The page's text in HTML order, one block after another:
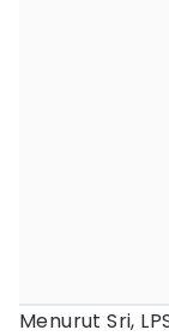
Menurut Sri,